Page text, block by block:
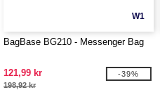
W1
BagBase BG210 - Messenger Bag
121,99 kr
198,92 kr
-39%